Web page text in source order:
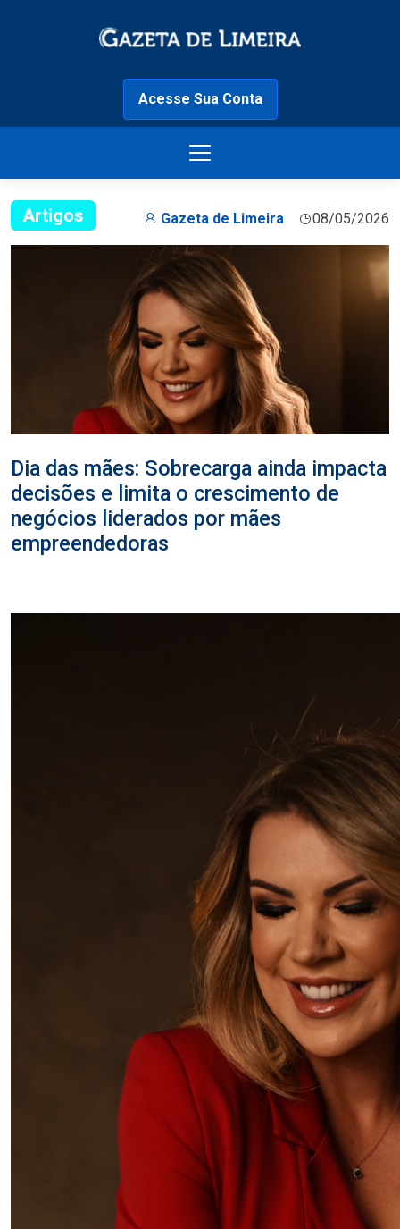
Acesse Sua Conta
Artigos Gazeta de Limeira 08/05/2026
Dia das mães: Sobrecarga ainda impacta
decisões e limita o crescimento de
negócios liderados por mães
empreendedoras